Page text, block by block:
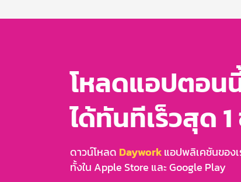
โหลดแอปตอน
ได้ทันทีเร็วสุด 1
ดาวน์โหลด Dayworkแอปพลิเคชันของ
ทั้งใน Apple Store และ Google Play